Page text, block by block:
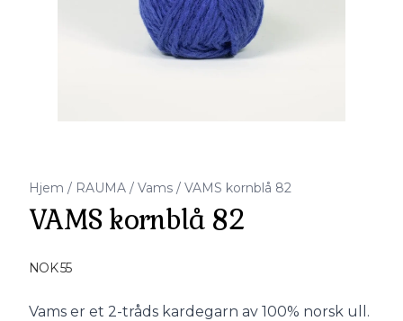
Hjem / RAUMA / Vams / VAMS kornblå 82
VAMS kornblå 82
NOK 55
Description
Vams er et 2-tråds kardegarn av 100% norsk ull.